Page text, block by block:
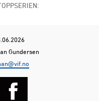
Gundersen